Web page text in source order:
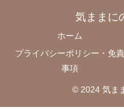
気ままに
ホーム
プライバシーポリシー・免責
事項
© 2024 気ま